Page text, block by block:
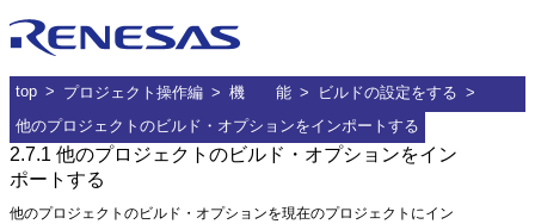
top プロジェクト操作編 機 能
ビルドの設定をする
他のプロジェクトのビルド・オプションをインポートする
2.7.1 他のプロジェクトのビルド・オプションをイン
ポートする
他のプロジェクトのビルド・オプションを現在のプロジェクトにイン